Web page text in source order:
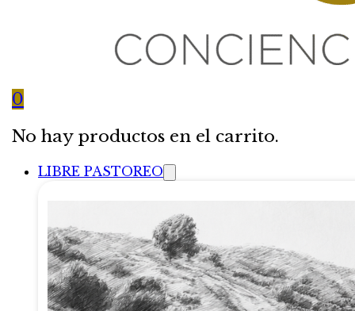
0
No hay productos en el carrito.
LIBRE PASTOREO